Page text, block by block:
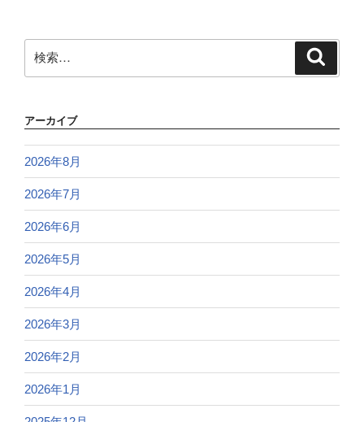
索:
アーカイブ
2026年8月
2026年7月
2026年6月
2026年5月
2026年4月
2026年3月
2026年2月
2026年1月